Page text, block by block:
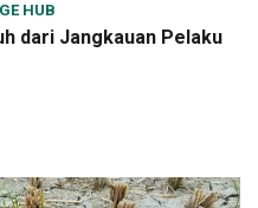
HUB
dari Jangkauan Pelaku